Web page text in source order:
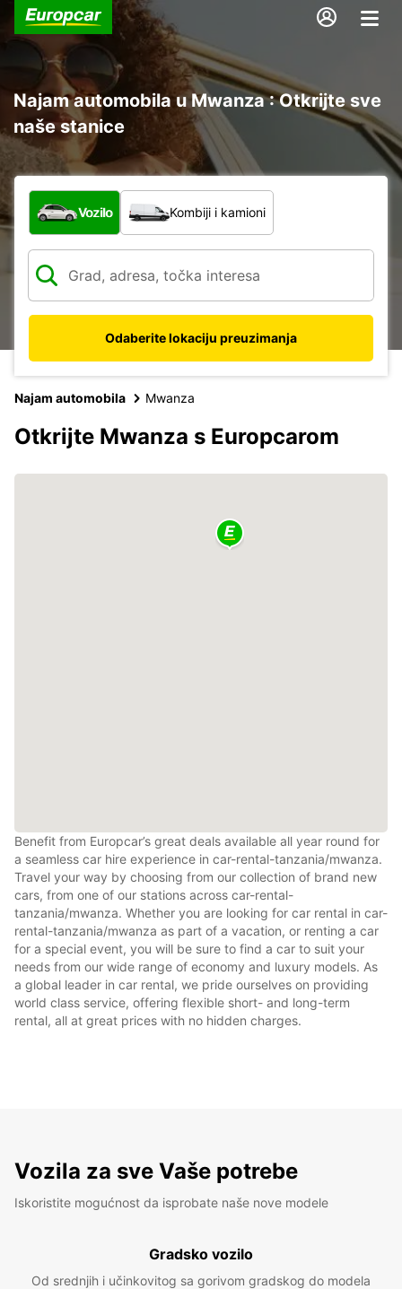
Najam automobila u Mwanza : Otkrijte sve
naše stanice
Koja vrsta vozila?
Vozilo Kombiji i kamioni
Odaberite lokaciju preuzimanja
Najam automobila Mwanza
Otkrijte Mwanza s Europcarom
Benefit from Europcar’s great deals available all year round for
a seamless car hire experience in car-rental-tanzania/mwanza.
Travel your way by choosing from our collection of brand new
cars, from one of our stations across car-rental-
tanzania/mwanza. Whether you are looking for car rental in car-
rental-tanzania/mwanza as part of a vacation, or renting a car
for a special event, you will be sure to find a car to suit your
needs from our wide range of economy and luxury models. As
a global leader in car rental, we pride ourselves on providing
world class service, offering flexible short- and long-term
rental, all at great prices with no hidden charges.
Vozila za sve Vaše potrebe
Iskoristite mogućnost da isprobate naše nove modele
Gradsko vozilo
Od srednjih i učinkovitog sa gorivom gradskog do modela